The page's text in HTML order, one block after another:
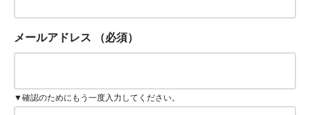
メールアドレス （必須）
▼確認のためにもう一度入力してください。